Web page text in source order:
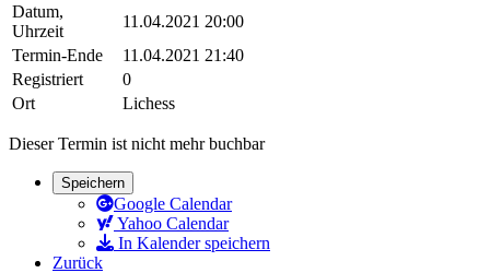
Datum,
Uhrzeit
11.04.2021 20:00
Termin-Ende
11.04.2021 21:40
Registriert
0
Ort
Lichess
Dieser Termin ist nicht mehr buchbar
Speichern
Google Calendar
Yahoo Calendar
In Kalender speichern
Zurück